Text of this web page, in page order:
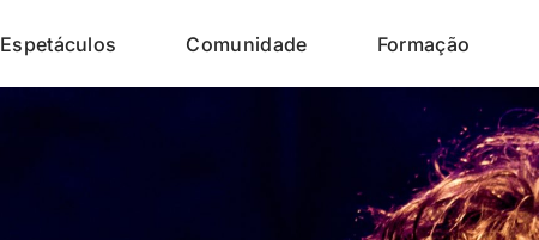
Espetáculos Comunidade Formação